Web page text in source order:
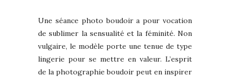
Une séance photo boudoir a pour vocation
de sublimer la sensualité et la féminité. Non
vulgaire, le modèle porte une tenue de type
lingerie pour se mettre en valeur. L’esprit
de la photographie boudoir peut en inspirer